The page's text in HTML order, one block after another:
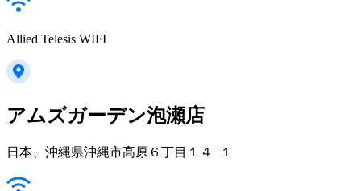
Allied Telesis WIFI
アムズガーデン泡瀬店
日本、沖縄県沖縄市高原６丁目１４−１